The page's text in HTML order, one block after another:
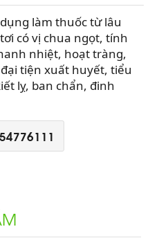
làm thuốc từ lâu
có vị chua ngọt, tính
nhiệt, hoạt tràng,
tiện xuất huyết, tiểu
lỵ, ban chẩn, đinh